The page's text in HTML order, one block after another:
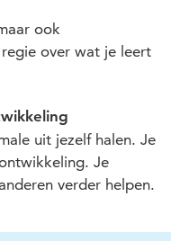
ook
over wat je leert
uit jezelf halen. Je
Je
verder helpen.